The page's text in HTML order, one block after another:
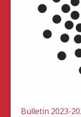
Bulletin 2023-